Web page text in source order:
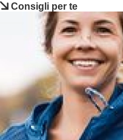
Consigli per te